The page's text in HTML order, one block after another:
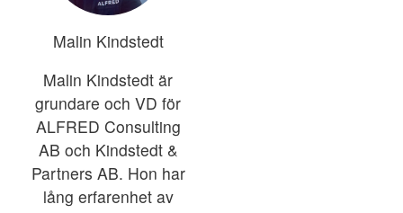
Malin Kindstedt
Malin Kindstedt är
grundare och VD för
ALFRED Consulting
AB och Kindstedt &
Partners AB. Hon har
lång erfarenhet av